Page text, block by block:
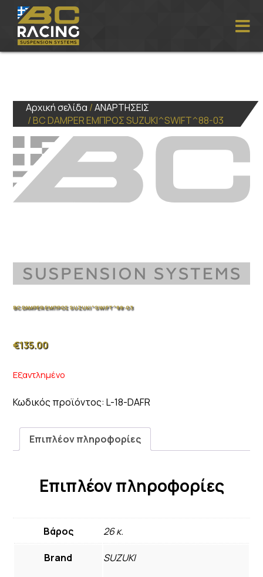
Αρχική σελίδα /ΑΝΑΡΤΗΣΕΙΣ
/ BC DAMPER ΕΜΠΡΟΣ SUZUKI^SWIFT^88-03
BC DAMPER ΕΜΠΡΟΣ SUZUKI^SWIFT^88-03
€135.00
Εξαντλημένο
Κωδικός προϊόντος: L-18-DAFR
Επιπλέον πληροφορίες
Επιπλέον πληροφορίες
Βάρος 26 κ.
Brand SUZUKI